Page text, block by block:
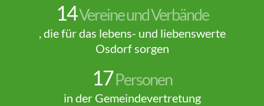
14Vereine und Verbände
, die für das lebens- und liebenswerte
Osdorf sorgen
17Personen
in der Gemeindevertretung